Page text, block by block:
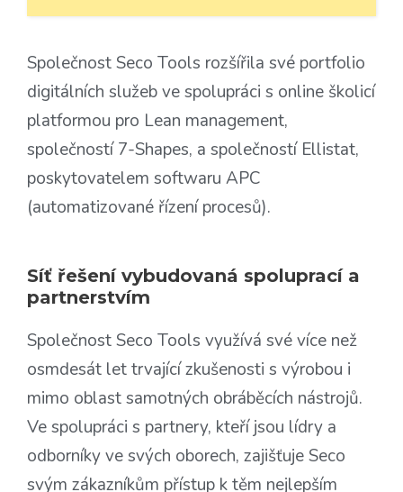
Společnost Seco Tools rozšířila své portfolio
digitálních služeb ve spolupráci s online školicí
platformou pro Lean management,
společností 7-Shapes, a společností Ellistat,
poskytovatelem softwaru APC
(automatizované řízení procesů).
Síť řešení vybudovaná spoluprací a
partnerstvím
Společnost Seco Tools využívá své více než
osmdesát let trvající zkušenosti s výrobou i
mimo oblast samotných obráběcích nástrojů.
Ve spolupráci s partnery, kteří jsou lídry a
odborníky ve svých oborech, zajišťuje Seco
svým zákazníkům přístup k těm nejlepším